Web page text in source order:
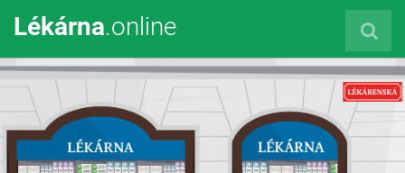
Lékárna.online